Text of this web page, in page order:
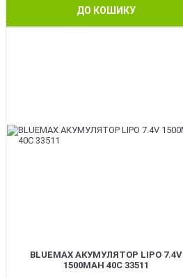
ДО КОШИКУ
BLUEMAX АКУМУЛЯТОР LIPO 7.4V
1500MAH 40C 33511